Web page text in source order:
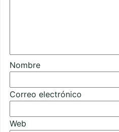
Nombre
Correo electrónico
Web